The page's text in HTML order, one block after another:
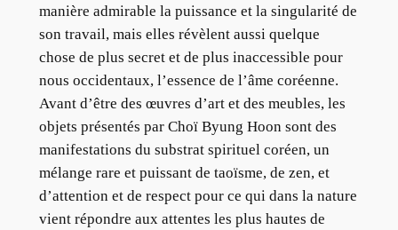
manière admirable la puissance et la singularité de
son travail, mais elles révèlent aussi quelque
chose de plus secret et de plus inaccessible pour
nous occidentaux, l’essence de l’âme coréenne.
Avant d’être des œuvres d’art et des meubles, les
objets présentés par Choï Byung Hoon sont des
manifestations du substrat spirituel coréen, un
mélange rare et puissant de taoïsme, de zen, et
d’attention et de respect pour ce qui dans la nature
vient répondre aux attentes les plus hautes de